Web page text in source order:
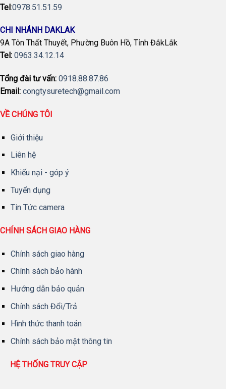
Tel:0978.51.51.59
CHI NHÁNH DAKLAK
9A Tôn Thất Thuyết, Phường Buôn Hồ, Tỉnh ĐắkLắk
Tel: 0963.34.12.14
Tổng đài tư vấn: 0918.88.87.86
Email: congtysuretech@gmail.com
VỀ CHÚNG TÔI
Giới thiệu
Liên hệ
Khiếu nại - góp ý
Tuyển dụng
Tin Tức camera
CHÍNH SÁCH GIAO HÀNG
Chính sách giao hàng
Chính sách bảo hành
Hướng dẫn bảo quản
Chính sách Đổi/Trả
Hình thức thanh toán
Chính sách bảo mật thông tin
HỆ THỐNG TRUY CẬP